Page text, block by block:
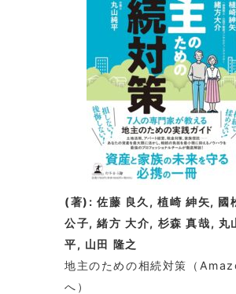
(著): 佐藤 良久, 植崎 紳矢, 國
公子, 緒方 大介, 杉森 真哉, 丸
平, 山田 隆之
地主のための相続対策
（
へ）